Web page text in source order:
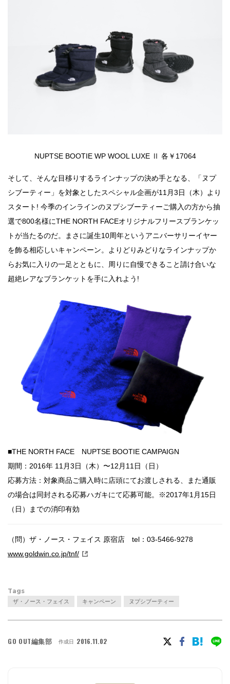
NUPTSE BOOTIE WP WOOL LUXE Ⅱ 各￥17064
そして、そんな目移りするラインナップの決め手となる、「ヌプ
シブーティー」を対象としたスペシャル企画が11月3日（木）より
スタート! 今季のインラインのヌプシブーティーご購入の方から抽
選で800名様にTHE NORTH FACEオリジナルフリースブランケッ
トが当たるのだ。まさに誕生10周年というアニバーサリーイヤー
を飾る相応しいキャンペーン。よりどりみどりなラインナップか
らお気に入りの一足とともに、周りに自慢できること請け合いな
超絶レアなブランケットを手に入れよう!
■THE NORTH FACE NUPTSE BOOTIE CAMPAIGN
期間：2016年 11月3日（木）〜12月11日（日）
応募方法：対象商品ご購入時に店頭にてお渡しされる、また通販
の場合は同封される応募ハガキにて応募可能。※2017年1月15日
（日）までの消印有効
（問）ザ・ノース・フェイス 原宿店 tel：03-5466-9278
www.goldwin.co.jp/tnf/
Tags
ザ・ノース・フェイス キャンペーン ヌプシブーティー
GO OUT編集部 作成日 2016.11.02